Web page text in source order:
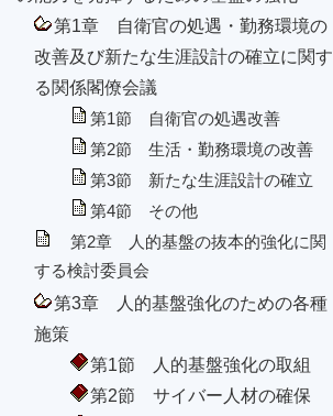
第1章 自衛官の処遇・勤務環境の
改善及び新たな生涯設計の確立に関す
る関係閣僚会議
第1節 自衛官の処遇改善
第2節 生活・勤務環境の改善
第3節 新たな生涯設計の確立
第4節 その他
第2章 人的基盤の抜本的強化に関
する検討委員会
第3章 人的基盤強化のための各種
施策
第1節 人的基盤強化の取組
第2節 サイバー人材の確保